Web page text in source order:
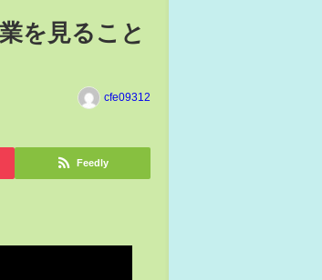
を見ること
cfe09312
Feedly